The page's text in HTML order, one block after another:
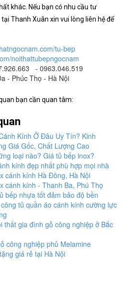
khác. Nếu bạn có nhu cầu tư
Thanh Xuân xin vui lòng liên hệ để
tu-bep
noithattubepngocnam
- 0963.046.519
- Phúc Thọ - Hà Nội
bạn cần quan tâm:
Kính Ở Đâu Uy Tín? Kinh
Giá Gốc, Chất Lượng Cao
loại nào? Giá tủ bếp inox?
kính đẹp nhất phù hợp mọi nhà
cánh kính Hà Đông, Hà Nội
cánh kính - Thanh Ba, Phú Thọ
bếp nhựa tốt đảm bảo độ bền
tủ quần áo cánh kính cường lực
thất gia đình gỗ công nghiệp ở Bắc
công nghiệp phủ Melamine
giá rẻ tại Hà Nội